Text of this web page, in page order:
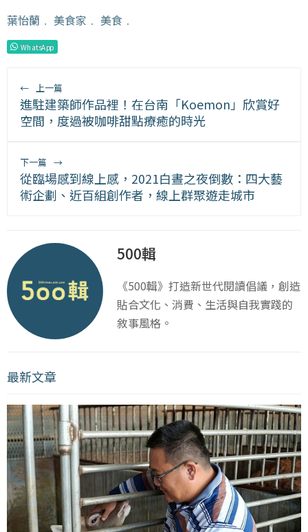
葉怡蘭 ﹒ 美食家 ﹒ 美食 ﹒
WhatsApp
← 上一篇
進駐建築師作品裡！在台南「Koemon」欣賞好
空間，度過被咖啡甜點療癒的時光
下一篇 →
從臨場感到線上感，2021白晝之夜倒數：四大藝
術企劃、近百組創作者，線上群聚遊走城市
500輯
《500輯》打造新世代閱讀倡議，創造
貼合文化、消費、生活與自我實踐的
敘事風格。
最新文章